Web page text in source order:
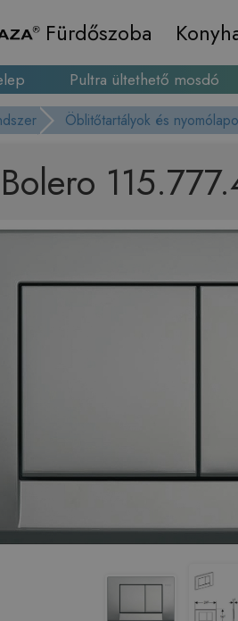
Fürdőszoba
Pultra ültethető mosdó
Öblitőtartályok és